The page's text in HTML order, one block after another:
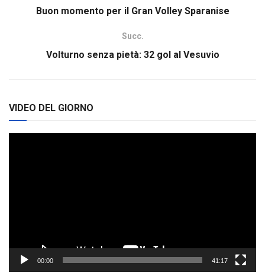
Buon momento per il Gran Volley Sparanise
Succ.
Volturno senza pietà: 32 gol al Vesuvio
VIDEO DEL GIORNO
00:00 41:17